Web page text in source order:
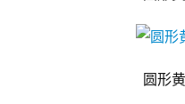
圆形